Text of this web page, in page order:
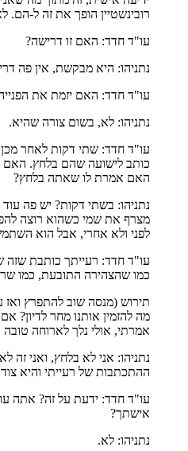
רובינשטיין הופך את זה ל-הם.
עו"ד חדד: האם זו דרישה?
נתניהו: היא מבקשת, אין פה
עו"ד חדד: האם יזמת את
נתניהו: לא, בשום צורה שהיא.
עו"ד חדד: שתי דקות לאחר מכן,
כותב לישועה שהם בלחץ. האם
האם אמרת לו שאתה בלחץ?
נתניהו: בשתי דקות? יש פה עוד
מצרף את שמי כשהוא רוצה
לפני ולא אחרי, אבל הוא
עו"ד חדד: רעייתך כותבת שזה
כמו שהצהירה התובעת, כמו
תירוש (מנסה שוב להתפרץ
מה להזמין אותנו מחר לדיון?
אמרתי, אולי נלך לארוחה טובה
נתניהו: אני לא בלחץ, ואני זה
ההתכתבות של רעייתי והיא
עו"ד חדד: ידעת על זה? אתה
אישתך?
נתניהו: לא.